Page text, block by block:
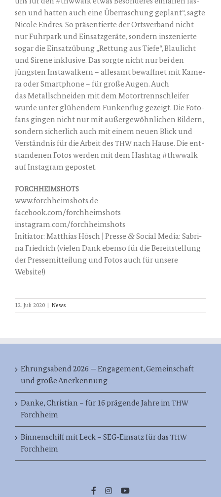
sen und hat­ten auch eine Über­ra­schung geplant“, sag­te
Nico­le End­res. So prä­sen­tier­te der Orts­ver­band nicht
nur Fuhr­park und Ein­satz­ge­rä­te, son­dern insze­nier­te
sogar die Ein­satz­übung „Ret­tung aus Tie­fe“, Blau­licht
und Sire­ne inklu­si­ve. Das sorg­te nicht nur bei den
jüngs­ten Insta­wal­kern – alle­samt bewaff­net mit Kame­
ra oder Smart­phone – für gro­ße Augen. Auch
das Metall­schnei­den mit dem Motor­trenn­schlei­fer
wur­de unter glü­hen­dem Fun­ken­flug gezeigt. Die Foto­
fans gin­gen nicht nur mit außer­ge­wöhn­li­chen Bil­dern,
son­dern sicher­lich auch mit einem neu­en Blick und
Ver­ständ­nis für die Arbeit des THW nach Hau­se. Die ent­
stan­de­nen Fotos wer­den mit dem Hash­tag #thwwalk
auf Insta­gram gepostet.
FORCHHEIMSHOTS
www.forchheimshots.de
facebook.com/forchheimshots
instagram.com/forchheimshots
Initia­tor: Mat­thi­as Hösch | Pres­se &Social Media: Sabri­
na Fried­rich (vie­len Dank eben­so für die Bereit­stel­lung
der Pres­se­mit­tei­lung und Fotos auch für unse­re
Website!)
12. Juli 2020 News
Ehrungsabend 2026 — Engagement, Gemeinschaft
und große Anerkennung
Danke, Christian – für 16 prägende Jahre im THW
Forchheim
Binnenschiff mit Leck – SEG-Einsatz für das THW
Forchheim